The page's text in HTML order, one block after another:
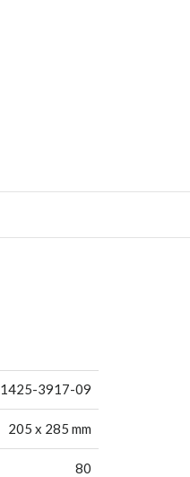
1425-3917-09
205 x 285 mm
80